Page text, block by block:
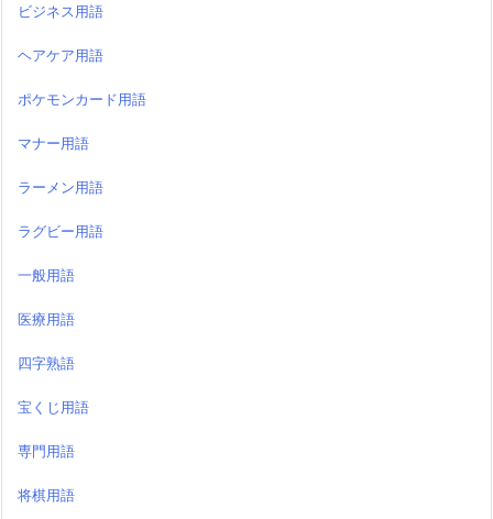
ビジネス用語
ヘアケア用語
ポケモンカード用語
マナー用語
ラーメン用語
ラグビー用語
一般用語
医療用語
四字熟語
宝くじ用語
専門用語
将棋用語